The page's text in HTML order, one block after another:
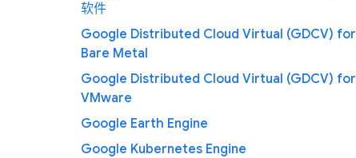
软件
Google Distributed Cloud Virtual (GDCV) for
Bare Metal
Google Distributed Cloud Virtual (GDCV) for
VMware
Google Earth Engine
Google Kubernetes Engine